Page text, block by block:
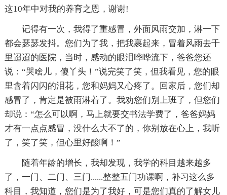
这10年中对我的养育之恩，谢谢!
记得有一次，我得了重感冒，外面风雨交加，淋一下
都会瑟瑟发抖。您们为了我，把我裹起来，冒着风雨去千
里迢迢的医院，当时，感动的眼泪哗哗流下，爸爸您还
说：“哭啥儿，傻丫头！”说完笑了笑，但我看见，您的眼
里含着闪闪的泪花，您和妈妈又心疼了。回家后，您们却
感冒了，肯定是被雨淋着了。我劝您们别上班了，但您们
却说：“怎么可以啊，马上就要交书法学费了，爸爸妈妈
才有一点点感冒，没什么大不了的，你别放在心上，我听
了，笑了笑，但心里好酸啊！”
随着年龄的增长，我却发现，我学的科目越来越多
了，一门、二门、三门......整整五门功课啊，补习这么多
科目，我知道，您们是为了我好，可是您们真的了解女儿